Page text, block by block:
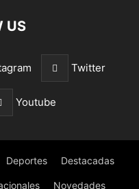
US
Twitter
Youtube
Deportes Destacadas
Novedades